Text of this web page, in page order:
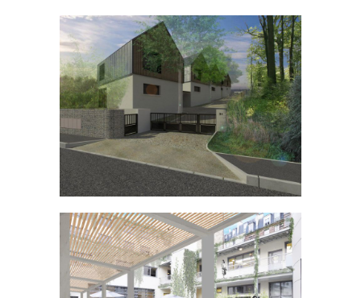
Hébergements agricoles à Ollainville
LOGEMENT COLLECTIF
Université de la Sorbonne